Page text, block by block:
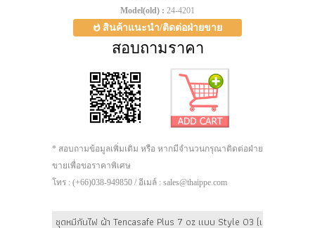
Model(old) : 24-4201
สินค้าแนะนำ/ติดต่อฝ่ายขาย
สอบถามราคา
* สอบถามข้อมูลเพิ่มเติม หรือ หากมีจำนวนกรุณาติดต่อฝ่าย
ขายเพื่อขอราคาพิเศษ
โทร : (+66)038-949850 / อีเมล์ : sales@thaippe.com
ชุดหมีกันไฟ ผ้า Tencasafe Plus 7 oz แบบ Style 03 (แถบสะท้อนแ